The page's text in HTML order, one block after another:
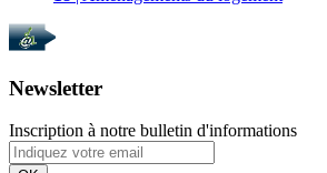
Newsletter
Inscription à notre bulletin d'informations